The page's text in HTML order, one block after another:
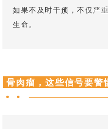
如果不及时干预，不仅严
生命。
骨肉瘤，这些信号要警